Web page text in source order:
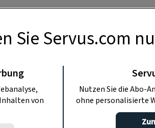
das kulturelle Leben in
Verein D’Adlerstoana
bis heute gelebt und
wird.
Sie Servus.com
von
Nutzen Sie die Abo-
ohne personalisierte